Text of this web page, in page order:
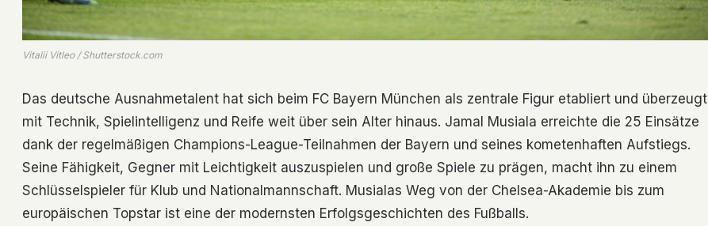
Vitalii Vitleo / Shutterstock.com
Das deutsche Ausnahmetalent hat sich beim FC Bayern München als zentrale Figur etabliert und überzeugt
mit Technik, Spielintelligenz und Reife weit über sein Alter hinaus. Jamal Musiala erreichte die 25 Einsätze
dank der regelmäßigen Champions-League-Teilnahmen der Bayern und seines kometenhaften Aufstiegs.
Seine Fähigkeit, Gegner mit Leichtigkeit auszuspielen und große Spiele zu prägen, macht ihn zu einem
Schlüsselspieler für Klub und Nationalmannschaft. Musialas Weg von der Chelsea-Akademie bis zum
europäischen Topstar ist eine der modernsten Erfolgsgeschichten des Fußballs.